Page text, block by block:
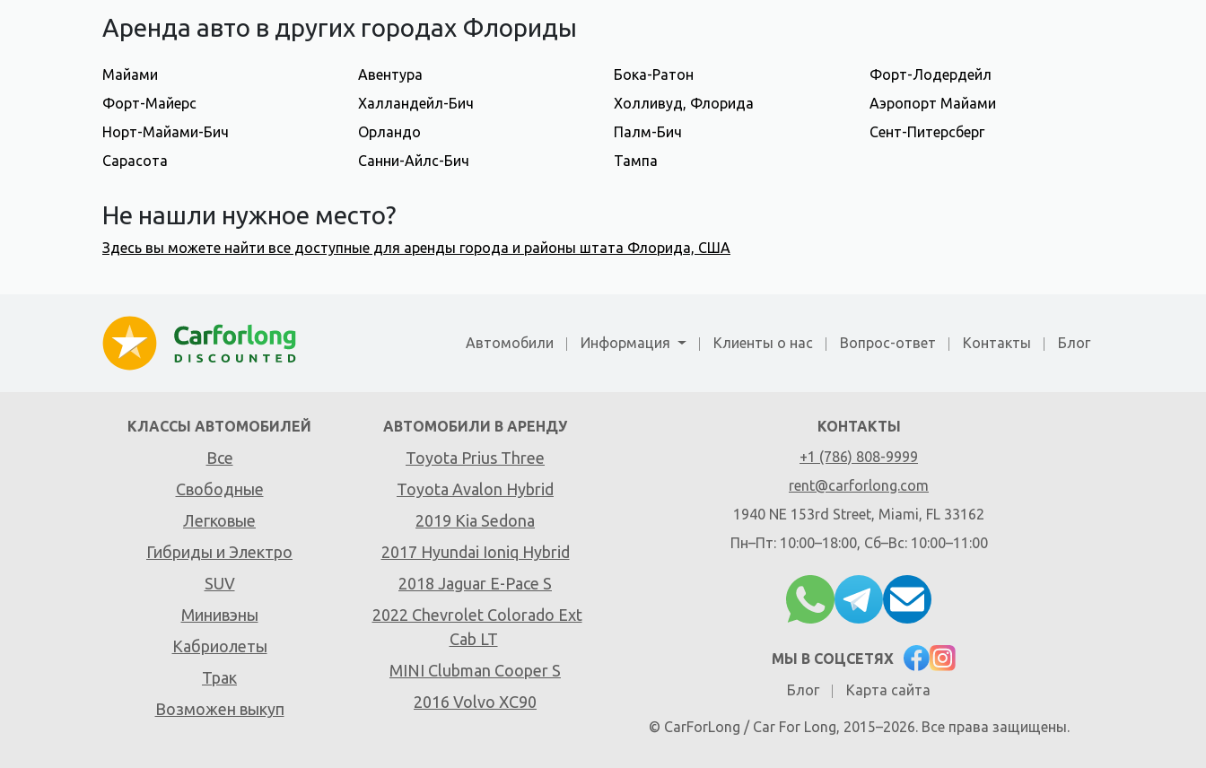
Аренда авто в других городах Флориды
Майами Авентура Бока-Ратон
Форт-Лодердейл
Форт-Майерс
Халландейл-Бич Холливуд, Флорида
Аэропорт Майами
Норт-Майами-Бич
Орландо Палм-Бич
Сент-Питерсберг
Сарасота
Санни-Айлс-Бич Тампа
Не нашли нужное место?
Здесь вы можете найти все доступные для аренды города и районы штата Флорида, США
Автомобили Информация Клиенты о нас Вопрос-ответ Контакты Блог
КЛАССЫ АВТОМОБИЛЕЙ
Все
Свободные
Легковые
Гибриды и Электро
SUV
Минивэны
Кабриолеты
Трак
Возможен выкуп
АВТОМОБИЛИ В АРЕНДУ
Toyota Prius Three
Toyota Avalon Hybrid
2019 Kia Sedona
2017 Hyundai Ioniq Hybrid
2018 Jaguar E-Pace S
2022 Chevrolet Colorado Ext
Cab LT
MINI Clubman Cooper S
2016 Volvo XC90
КОНТАКТЫ
+1 (786) 808-9999
rent@carforlong.com
1940 NE 153rd Street, Miami, FL 33162
Пн–Пт: 10:00–18:00, Сб–Вс: 10:00–11:00
МЫ В СОЦСЕТЯХ
Блог
Карта сайта
© CarForLong / Car For Long, 2015–2026. Все права защищены.